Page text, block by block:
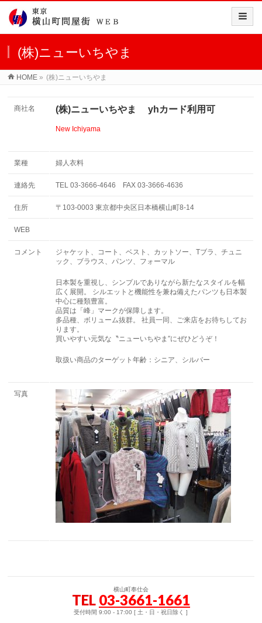
(株)ニューいちやま
HOME » (株)ニューいちやま
商社名 (株)ニューいちやま yhカード利用可
New Ichiyama
業種 婦人衣料
連絡先 TEL 03-3666-4646 FAX 03-3666-4636
住所 〒103-0003 東京都中央区日本橋横山町8-14
WEB
コメント
ジャケット、コート、ベスト、カットソー、Tブラ、チュニ
ック、ブラウス、パンツ、フォーマル
日本製を重視し、シンプルでありながら新たなスタイルを幅
広く展開。 シルエットと機能性を兼ね備えたパンツも日本製
中心に種類豊富。
品質は「峰」マークが保障します。
多品種、ボリューム抜群。 社員一同、ご来店をお待ちしてお
ります。
買いやすい元気な〝ニューいちやま″にぜひどうぞ！
取扱い商品のターゲット年齢：シニア、シルバー
写真
横山町奉仕会
TEL 03-3661-1661
受付時間 9:00 - 17:00 [ 土・日・祝日除く ]